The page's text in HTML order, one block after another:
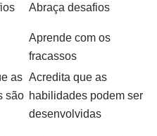
Abraça desafios
Aprende com os
fracassos
as
são
Acredita que as
habilidades podem ser
desenvolvidas